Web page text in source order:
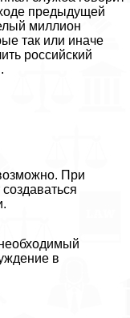
предыдущей
миллион
так или иначе
российский
При
в